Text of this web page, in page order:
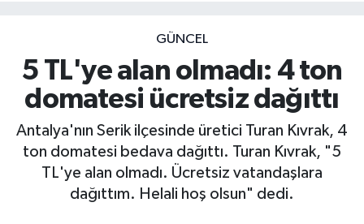
GÜNCEL
5 TL'ye alan olmadı: 4 ton
domatesi ücretsiz dağıttı
Antalya'nın Serik ilçesinde üretici Turan Kıvrak, 4
ton domatesi bedava dağıttı. Turan Kıvrak, "5
TL'ye alan olmadı. Ücretsiz vatandaşlara
dağıttım. Helali hoş olsun" dedi.
Ekonomi
Güncel
Haberde İnsan
Süper Lig Puan Durumu ve Fikstür
Tüm Manşetler
Haber Arşivi